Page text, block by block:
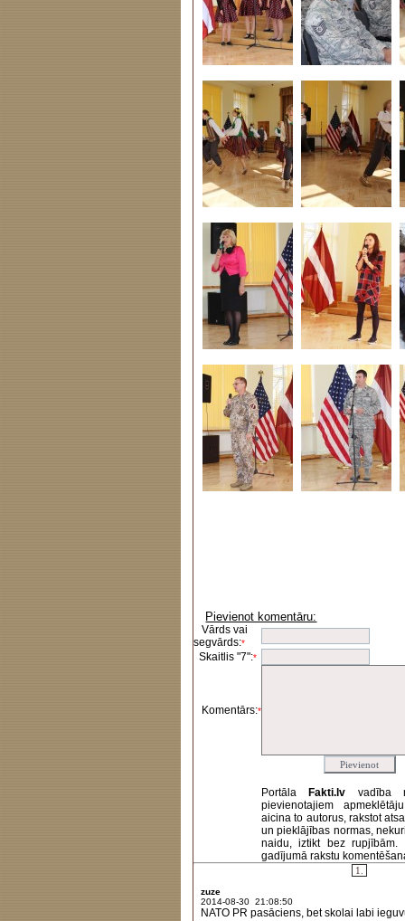
Pievienot komentāru:
Vārds vai
segvārds:*
Skaitlis "7":*
Komentārs:*
Portāla Fakti.lv vadība
pievienotajiem
aicina to autorus, rakstot
un pieklājības normas,
naidu, iztikt bez rupjībām.
gadījumā rakstu
1.
zuze
2014-08-30 21:08:50
NATO PR pasāciens, bet skolai labi